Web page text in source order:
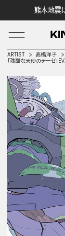
熊本地震
LOG IN
ARTIST
高橋洋子
「残酷な天使のテーゼ」